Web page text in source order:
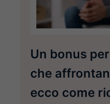
Un bonus
che
ecco come